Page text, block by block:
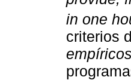
in one
criterios
empíricos